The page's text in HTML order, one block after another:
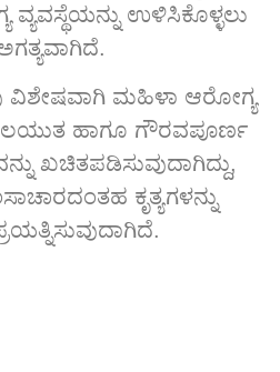
ಉಳಿಸಿಕೊಳ್ಳಲು
ಮಹಿಳಾ ಆರೋಗ್ಯ
ಹಾಗೂ ಗೌರವಪೂರ್ಣ
ಖಚಿತಪಡಿಸುವುದಾಗಿದ್ದು,
ಕೃತ್ಯಗಳನ್ನು